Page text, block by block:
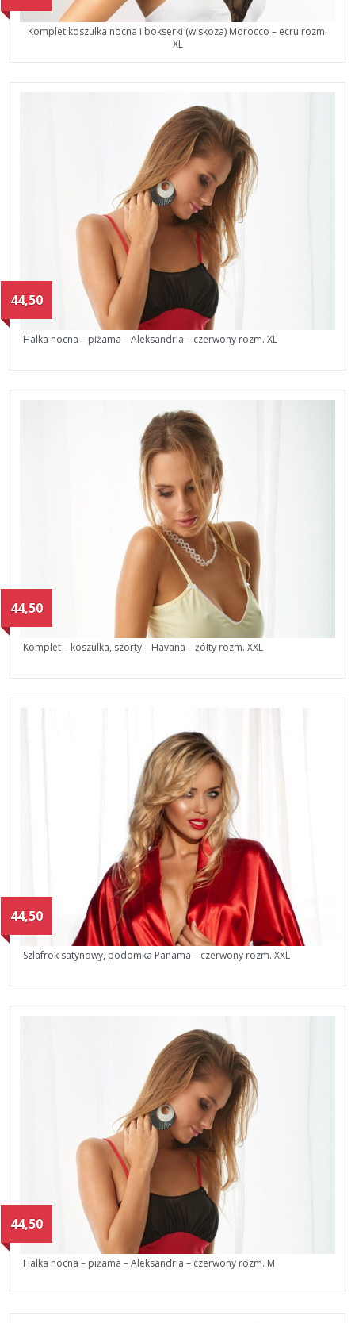
Komplet koszulka nocna i bokserki (wiskoza) Morocco – ecru rozm.
XL
44,50
Halka nocna – piżama – Aleksandria – czerwony rozm. XL
44,50
Komplet – koszulka, szorty – Havana – żółty rozm. XXL
44,50
Szlafrok satynowy, podomka Panama – czerwony rozm. XXL
44,50
Halka nocna – piżama – Aleksandria – czerwony rozm. M